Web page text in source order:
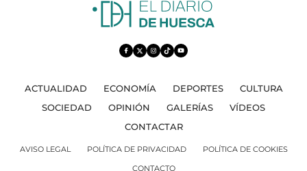
ACTUALIDAD ECONOMÍA DEPORTES
CULTURA
SOCIEDAD
OPINIÓN GALERÍAS
VÍDEOS
CONTACTAR
AVISO LEGAL POLÍTICA DE PRIVACIDAD
POLÍTICA DE COOKIES
CONTACTO